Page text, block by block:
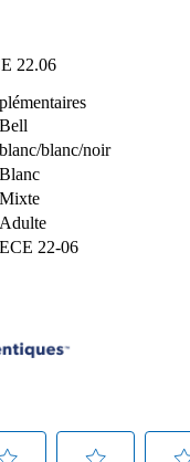
22.06
Bell
blanc/blanc/noir
Blanc
Mixte
Adulte
ECE 22-06